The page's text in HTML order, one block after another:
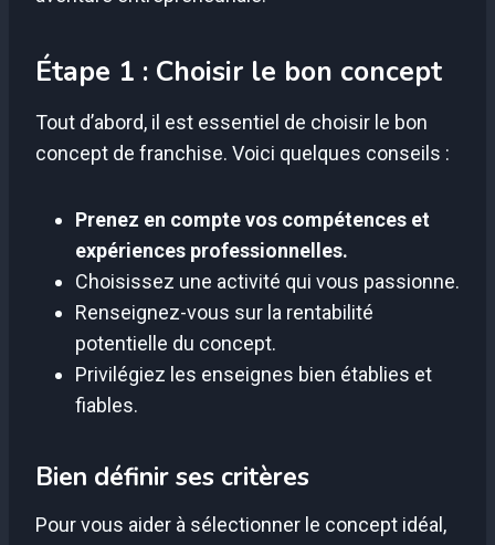
Étape 1 : Choisir le bon concept
Tout d’abord, il est essentiel de choisir le bon
concept de franchise. Voici quelques conseils :
Prenez en compte vos compétences et
expériences professionnelles.
Choisissez une activité qui vous passionne.
Renseignez-vous sur la rentabilité
potentielle du concept.
Privilégiez les enseignes bien établies et
fiables.
Bien définir ses critères
Pour vous aider à sélectionner le concept idéal,